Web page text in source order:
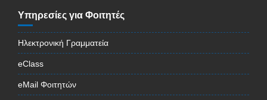
Υπηρεσίες για Φοιτητές
Ηλεκτρονική Γραμματεία
eClass
eMail Φοιτητών